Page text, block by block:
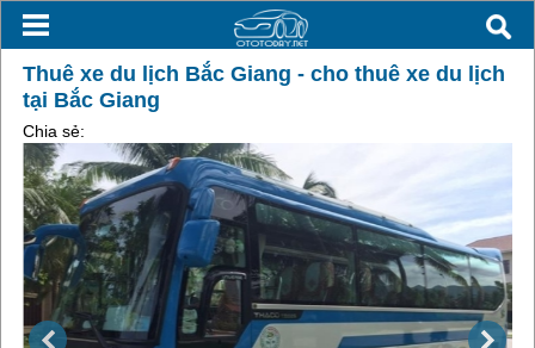
Thuê xe du lịch Bắc Giang - cho thuê xe du lịch
tại Bắc Giang
Chia sẻ: